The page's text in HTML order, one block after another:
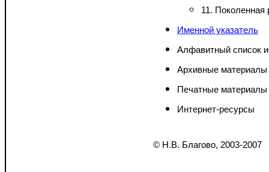
11. Поколенная
Именной указатель
Алфавитный список
Архивные материалы
Печатные материалы
Интернет-ресурсы
© Н.В. Благово, 2003-2007